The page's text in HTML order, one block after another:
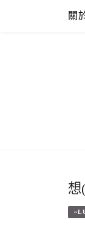
關
想